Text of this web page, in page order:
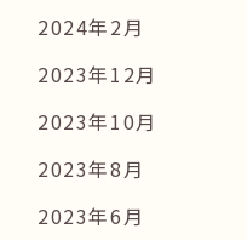
2024年2月
2023年12月
2023年10月
2023年8月
2023年6月